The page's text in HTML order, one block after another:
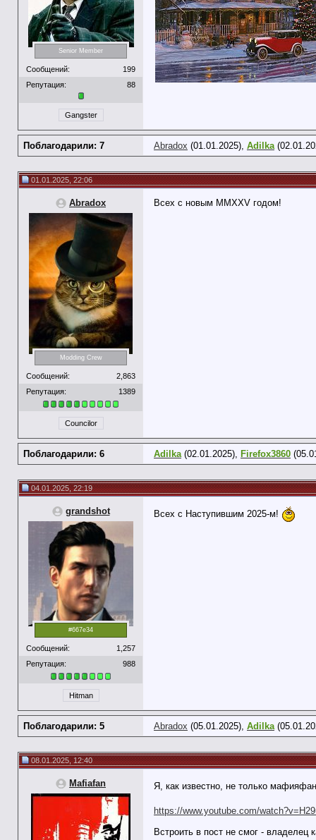
Senior Member
Сообщений:
199
Репутация:
88
Gangster
Поблагодарили: 7 Abradox (01.01.2025), Adilka
01.01.2025, 22:06
Abradox
Modding Crew
Сообщений:
2,863
Репутация:
1389
Councilor
Всех с новым MMXXV годом!
Поблагодарили: 6 Adilka(02.01.2025), Firefox3860
04.01.2025, 22:19
grandshot
#667e34
Сообщений:
1,257
Репутация:
988
Hitman
Всех с Наступившим 2025-м!
Поблагодарили: 5 Abradox (05.01.2025), Adilka
08.01.2025, 12:40
Mafiafan Я, как известно, не только
https://www.youtube.com/
Встроить в пост не смог - владелец